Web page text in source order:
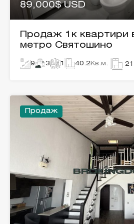
89,000$ USD
Продаж 1к квартири
метро Святошино
9 3 1 40.2 Кв.м.
Продаж